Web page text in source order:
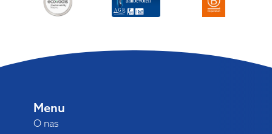
Menu
O nas